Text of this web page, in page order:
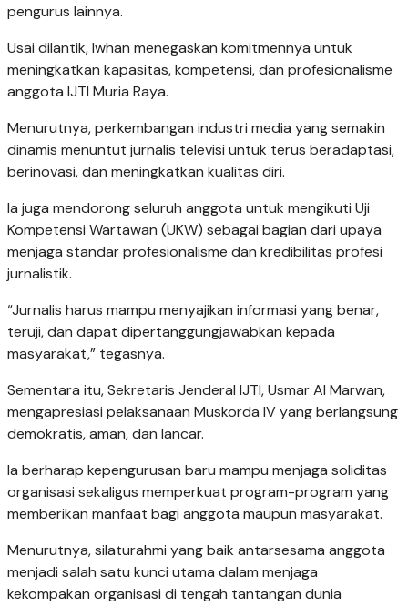
pengurus lainnya.
Usai dilantik, Iwhan menegaskan komitmennya untuk
meningkatkan kapasitas, kompetensi, dan profesionalisme
anggota IJTI Muria Raya.
Menurutnya, perkembangan industri media yang semakin
dinamis menuntut jurnalis televisi untuk terus beradaptasi,
berinovasi, dan meningkatkan kualitas diri.
Ia juga mendorong seluruh anggota untuk mengikuti Uji
Kompetensi Wartawan (UKW) sebagai bagian dari upaya
menjaga standar profesionalisme dan kredibilitas profesi
jurnalistik.
“Jurnalis harus mampu menyajikan informasi yang benar,
teruji, dan dapat dipertanggungjawabkan kepada
masyarakat,” tegasnya.
Sementara itu, Sekretaris Jenderal IJTI, Usmar Al Marwan,
mengapresiasi pelaksanaan Muskorda IV yang berlangsung
demokratis, aman, dan lancar.
Ia berharap kepengurusan baru mampu menjaga soliditas
organisasi sekaligus memperkuat program-program yang
memberikan manfaat bagi anggota maupun masyarakat.
Menurutnya, silaturahmi yang baik antarsesama anggota
menjadi salah satu kunci utama dalam menjaga
kekompakan organisasi di tengah tantangan dunia